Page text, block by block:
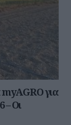
για
– Οι